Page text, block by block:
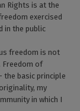
Rights is at the
exercised
in the public
freedom is not
of
the basic principle
my
in which I